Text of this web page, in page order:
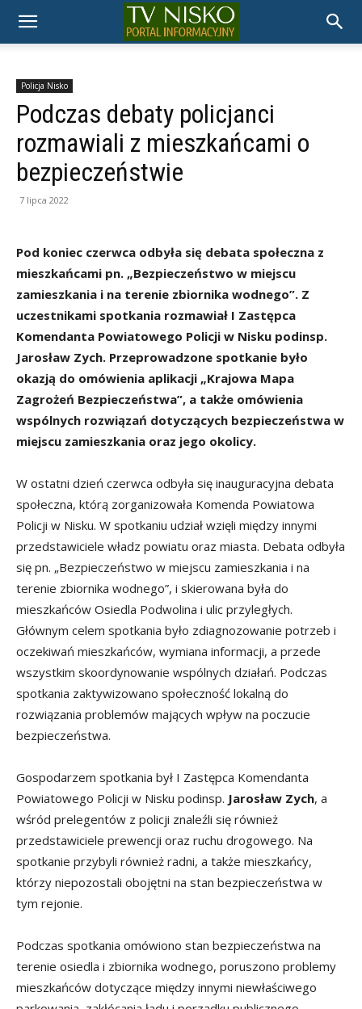
TELEWIZJA
NISKO
Policja Nisko
Podczas debaty policjanci
rozmawiali z mieszkańcami o
bezpieczeństwie
7 lipca 2022
Pod koniec czerwca odbyła się debata społeczna z
mieszkańcami pn. „Bezpieczeństwo w miejscu
zamieszkania i na terenie zbiornika wodnego”. Z
uczestnikami spotkania rozmawiał I Zastępca
Komendanta Powiatowego Policji w Nisku podinsp.
Jarosław Zych. Przeprowadzone spotkanie było
okazją do omówienia aplikacji „Krajowa Mapa
Zagrożeń Bezpieczeństwa”, a także omówienia
wspólnych rozwiązań dotyczących bezpieczeństwa w
miejscu zamieszkania oraz jego okolicy.
W ostatni dzień czerwca odbyła się inauguracyjna debata
społeczna, którą zorganizowała Komenda Powiatowa
Policji w Nisku. W spotkaniu udział wzięli między innymi
przedstawiciele władz powiatu oraz miasta. Debata odbyła
się pn. „Bezpieczeństwo w miejscu zamieszkania i na
terenie zbiornika wodnego”, i skierowana była do
mieszkańców Osiedla Podwolina i ulic przyległych.
Głównym celem spotkania było zdiagnozowanie potrzeb i
oczekiwań mieszkańców, wymiana informacji, a przede
wszystkim skoordynowanie wspólnych działań. Podczas
spotkania zaktywizowano społeczność lokalną do
rozwiązania problemów mających wpływ na poczucie
bezpieczeństwa.
Gospodarzem spotkania był I Zastępca Komendanta
Powiatowego Policji w Nisku podinsp. Jarosław Zych, a
wśród prelegentów z policji znaleźli się również
przedstawiciele prewencji oraz ruchu drogowego. Na
spotkanie przybyli również radni, a także mieszkańcy,
którzy niepozostali obojętni na stan bezpieczeństwa w
tym rejonie.
Podczas spotkania omówiono stan bezpieczeństwa na
terenie osiedla i zbiornika wodnego, poruszono problemy
mieszkańców dotyczące między innymi niewłaściwego